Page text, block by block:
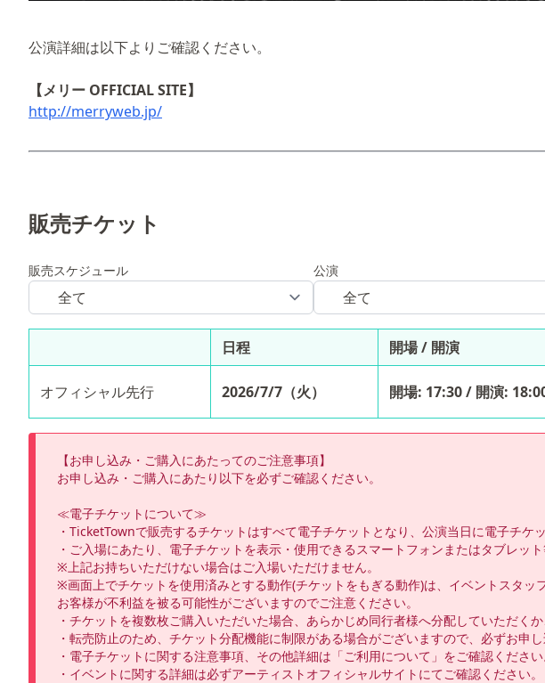
公演詳細は以下よりご確認ください。
【メリー OFFICIAL SITE】
http://merryweb.jp/
販売チケット
販売スケジュール 公演
日程 開場 / 開演
オフィシャル先行 2026/7/7（火） 開場: 17:30 / 開演:
【お申し込み・ご購入にあたってのご注意事項】
お申し込み・ご購入にあたり以下を必ずご確認ください。
≪電子チケットについて≫
・TicketTownで販売するチケットはすべて電子チケットとなり、公演当日に電子チケ
・ご入場にあたり、電子チケットを表示・使用できるスマートフォンまたはタブレッ
※上記お持ちいただけない場合はご入場いただけません。
※画面上でチケットを使用済みとする動作(チケットをもぎる動作)は、イベントスタ
お客様が不利益を被る可能性がございますのでご注意ください。
・チケットを複数枚ご購入いただいた場合、あらかじめ同行者様へ分配していただく
・転売防止のため、チケット分配機能に制限がある場合がございますので、必ずお申
・電子チケットに関する注意事項、その他詳細は「ご利用について」をご確認ください
・イベントに関する詳細は必ずアーティストオフィシャルサイトにてご確認ください。